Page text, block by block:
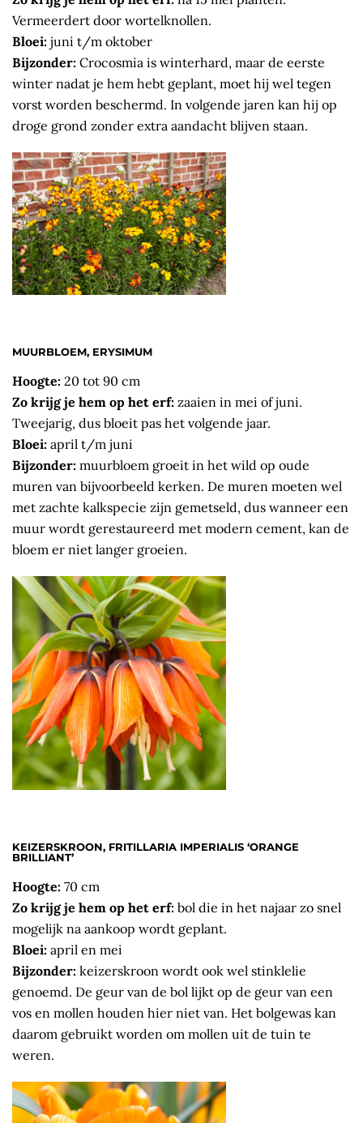
Vermeerdert door wortelknollen.
Bloei: juni t/m oktober
Bijzonder: Crocosmia is winterhard, maar de eerste
winter nadat je hem hebt geplant, moet hij wel tegen
vorst worden beschermd. In volgende jaren kan hij op
droge grond zonder extra aandacht blijven staan.
MUURBLOEM, ERYSIMUM
Hoogte: 20 tot 90 cm
Zo krijg je hem op het erf: zaaien in mei of juni.
Tweejarig, dus bloeit pas het volgende jaar.
Bloei: april t/m juni
Bijzonder: muurbloem groeit in het wild op oude
muren van bijvoorbeeld kerken. De muren moeten wel
met zachte kalkspecie zijn gemetseld, dus wanneer een
muur wordt gerestaureerd met modern cement, kan de
bloem er niet langer groeien.
KEIZERSKROON, FRITILLARIA IMPERIALIS ‘ORANGE
BRILLIANT’
Hoogte: 70 cm
Zo krijg je hem op het erf: bol die in het najaar zo snel
mogelijk na aankoop wordt geplant.
Bloei: april en mei
Bijzonder: keizerskroon wordt ook wel stinklelie
genoemd. De geur van de bol lijkt op de geur van een
vos en mollen houden hier niet van. Het bolgewas kan
daarom gebruikt worden om mollen uit de tuin te
weren.